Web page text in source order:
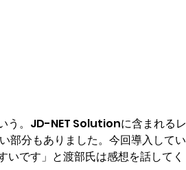
う。JD-NET Solutionに含まれるレ
部分もありました。今回導入してい
です」と渡部氏は感想を話してく